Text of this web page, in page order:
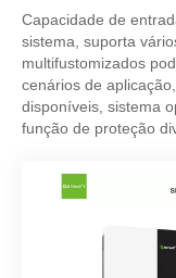
Capacidade de
sistema, suporta
multifustomizados
cenários de
disponíveis, sistema
função de proteção